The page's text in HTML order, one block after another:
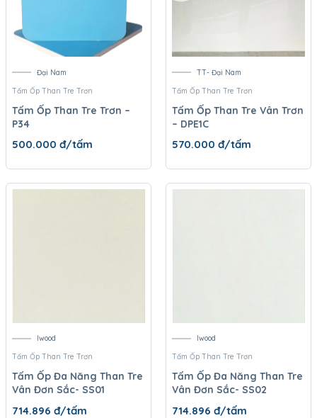
Đại Nam
Tấm Ốp Than Tre Trơn
Tấm Ốp Than Tre Trơn –
P34
500.000 đ/tấm
TT- Đại Nam
Tấm Ốp Than Tre Trơn
Tấm Ốp Than Tre Vân Trơn
– DPE1C
570.000 đ/tấm
Iwood
Tấm Ốp Than Tre Trơn
Tấm Ốp Đa Năng Than Tre
Vân Đơn Sắc- SS01
714.896 đ/tấm
Iwood
Tấm Ốp Than Tre Trơn
Tấm Ốp Đa Năng Than Tre
Vân Đơn Sắc- SS02
714.896 đ/tấm